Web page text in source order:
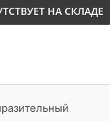
НА СКЛАДЕ